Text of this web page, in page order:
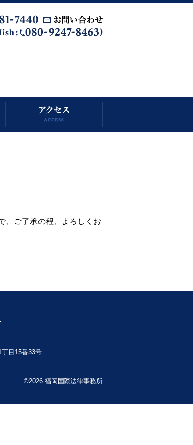
、ご了承の程、よろしくお
目15番33号
©2026 福岡国際法律事務所